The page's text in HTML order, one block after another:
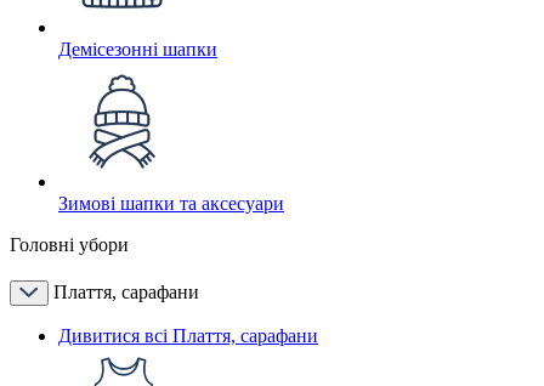
Демісезонні шапки
Зимові шапки та аксесуари
Головні убори
Плаття, сарафани
Дивитися всі Плаття, сарафани